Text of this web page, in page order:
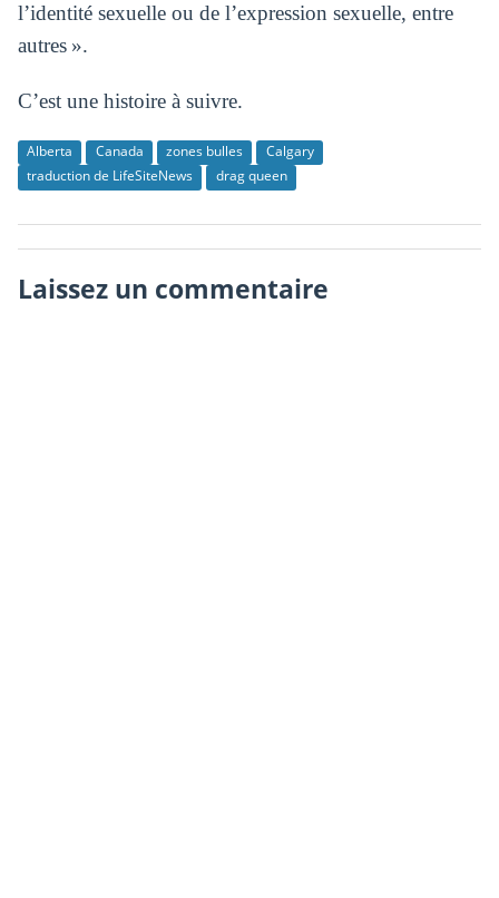
l’identité sexuelle ou de l’expression sexuelle, entre
autres ».
C’est une histoire à suivre.
Alberta Canada zones bulles
Calgary
traduction de LifeSiteNews
drag queen
Laissez un commentaire